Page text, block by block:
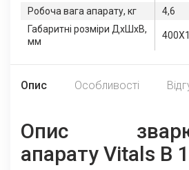
Робоча вага апарату, кг
4,6
Габаритні розміри ДхШхВ,
мм
Опис Особливості
Опис
апарату Vitals B